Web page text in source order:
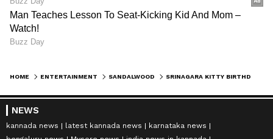
HOME ENTERTAINMENT SANDALWOOD
NEWS
kannada news latest kannada news
karnataka news